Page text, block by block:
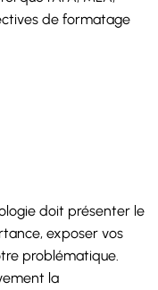
de formatage
doit présenter le
exposer vos
problématique.
la